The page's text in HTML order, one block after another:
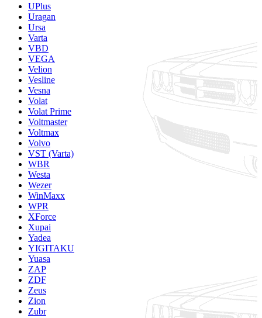
UPlus
Uragan
Ursa
Varta
VBD
VEGA
Velion
Vesline
Vesna
Volat
Volat Prime
Voltmaster
Voltmax
Volvo
VST (Varta)
WBR
Westa
Wezer
WinMaxx
WPR
XForce
Xupai
Yadea
YIGITAKU
Yuasa
ZAP
ZDF
Zeus
Zion
Zubr